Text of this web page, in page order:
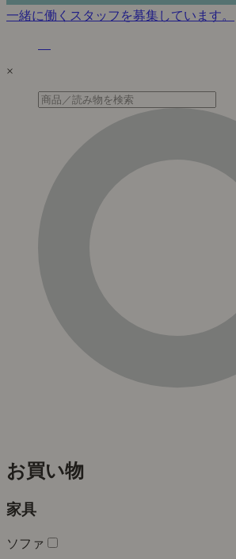
一緒に働くスタッフを募集しています。
×
お買い物
家具
ソファ